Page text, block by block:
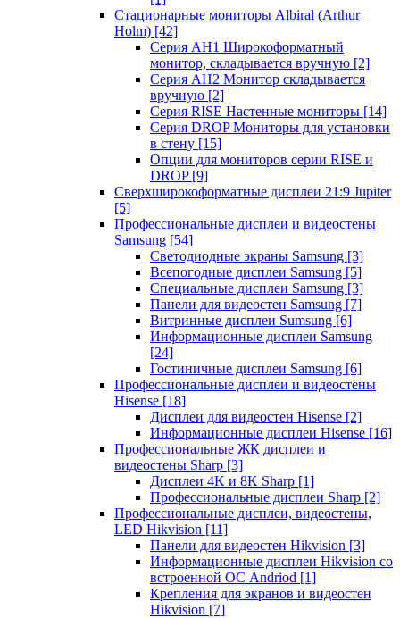
Стационарные мониторы Albiral (Arthur
Holm) [42]
Серия AH1 Широкоформатный
монитор, складывается вручную [2]
Серия AH2 Монитор складывается
вручную [2]
Серия RISE Настенные мониторы [14]
Серия DROP Мониторы для установки
в стену [15]
Опции для мониторов серии RISE и
DROP [9]
Сверхширокоформатные дисплеи 21:9 Jupiter
[5]
Профессиональные дисплеи и видеостены
Samsung [54]
Светодиодные экраны Samsung [3]
Всепогодные дисплеи Samsung [5]
Специальные дисплеи Samsung [3]
Панели для видеостен Samsung [7]
Витринные дисплеи Sumsung [6]
Информационные дисплеи Samsung
[24]
Гостиничные дисплеи Samsung [6]
Профессиональные дисплеи и видеостены
Hisense [18]
Дисплеи для видеостен Hisense [2]
Информационные дисплеи Hisense [16]
Профессиональные ЖК дисплеи и
видеостены Sharp [3]
Дисплеи 4K и 8K Sharp [1]
Профессиональные дисплеи Sharp [2]
Профессиональные дисплеи, видеостены,
LED Hikvision [11]
Панели для видеостен Hikvision [3]
Информационные дисплеи Hikvision со
встроенной ОС Andriod [1]
Крепления для экранов и видеостен
Hikvision [7]